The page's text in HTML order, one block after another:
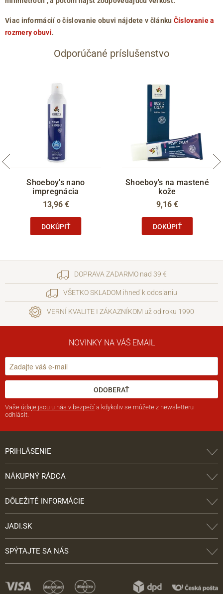
Viac informácií o číslovanie obuvi nájdete v článku Číslovanie a
rozmery obuvi.
Odporúčané príslušenstvo
Shoeboy's nano
impregnácia
13,96 €
DOKÚPIŤ
Shoeboy's na mastené
kože
9,16 €
DOKÚPIŤ
DOPRAVA ZADARMO nad 39 €
VŠETKO SKLADOM ihneď k odoslaniu
VERNÍ KVALITE I ZÁKAZNÍKOM už od roku 1990
NOVINKY NA VÁŠ EMAIL
ODOBERAŤ
Vaše údaje jsou u nás v bezpečí a kdykoliv se můžete z newsletteru
odhlásit.
PRIHLÁSENIE
NÁKUPNÝ RÁDCA
DÔLEŽITÉ INFORMÁCIE
JADI.SK
SPÝTAJTE SA NÁS